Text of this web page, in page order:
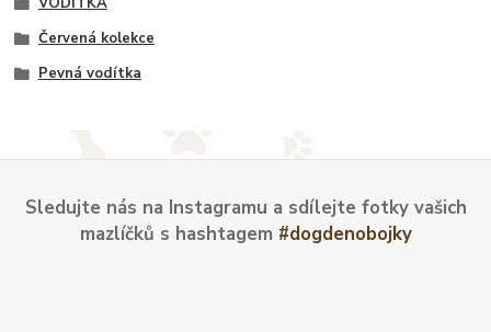
Červená kolekce
Pevná vodítka
Sledujte nás na Instagramu a sdílejte fotky vašich
mazlíčků s hashtagem #dogdenobojky